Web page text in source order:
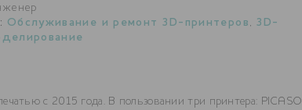
Обслуживание и ремонт 3D-принтеров , 3D-
с 2015 года. В пользовании три принтера: PICASO